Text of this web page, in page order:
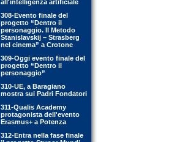
all'intelligenza artificiale
308-Evento finale del
progetto “Dentro il
personaggio. Il Metodo
Stanislavskij – Strasberg
nel cinema” a Crotone
309-Oggi evento finale del
progetto “Dentro il
personaggio”
310-UE, a Baragiano
mostra sui Padri Fondatori
311-Qualis Academy
protagonista dell'evento
Erasmus+ a Potenza
312-Entra nella fase finale